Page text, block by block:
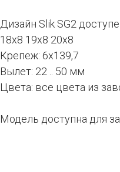
Дизайн Slik SG2
18х8 19х8 20х8
Крепеж: 6х139,7
Вылет: 22 .. 50 мм
Цвета: все цвета из
Модель доступна для